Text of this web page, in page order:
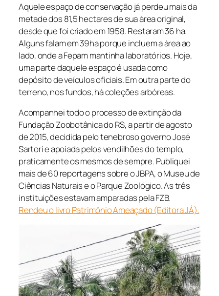
Aquele espaço de conservação já perdeu mais da
metade dos 81,5 hectares de sua área original,
desde que foi criado em 1958. Restaram 36 ha.
Alguns falam em 39ha porque incluem a área ao
lado, onde a Fepam mantinha laboratórios. Hoje,
uma parte daquele espaço é usada como
depósito de veículos oficiais. Em outra parte do
terreno, nos fundos, há coleções arbóreas.
Acompanhei todo o processo de extinção da
Fundação Zoobotânica do RS, a partir de agosto
de 2015, decidida pelo tenebroso governo José
Sartori e apoiada pelos vendilhões do templo,
praticamente os mesmos de sempre. Publiquei
mais de 60 reportagens sobre o JBPA, o Museu de
Ciências Naturais e o Parque Zoológico. As três
instituições estavam amparadas pela FZB.
Rendeu o livro Patrimônio Ameaçado (Editora JÁ).